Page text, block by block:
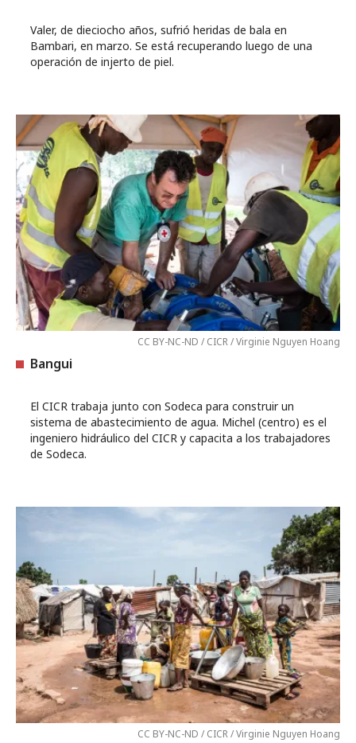
Valer, de dieciocho años, sufrió heridas de bala en
Bambari, en marzo. Se está recuperando luego de una
operación de injerto de piel.
CC BY-NC-ND / CICR / Virginie Nguyen Hoang
Bangui
El CICR trabaja junto con Sodeca para construir un
sistema de abastecimiento de agua. Michel (centro) es el
ingeniero hidráulico del CICR y capacita a los trabajadores
de Sodeca.
CC BY-NC-ND / CICR / Virginie Nguyen Hoang